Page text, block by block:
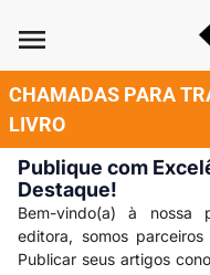
menu
CHAMADAS PARA
LIVRO
Publique com
Destaque!
Bem-vindo(a) à nossa
editora, somos
Publicar seus artigos